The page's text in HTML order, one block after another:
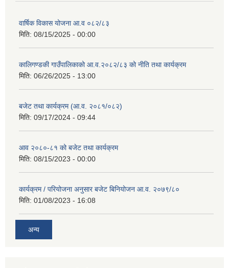
वार्षिक विकास योजना आ.व ०८२/८३
मिति: 08/15/2025 - 00:00
कालिगण्डकी गाउँपालिकाको आ.व.२०८२/८३ को नीति तथा कार्यक्रम
मिति: 06/26/2025 - 13:00
बजेट तथा कार्यक्रम (आ.व. २०८१/०८२)
मिति: 09/17/2024 - 09:44
आव २०८०-८१ को बजेट तथा कार्यक्रम
मिति: 08/15/2023 - 00:00
कार्यक्रम / परियोजना अनुसार बजेट बिनियोजन आ.व. २०७९/८०
मिति: 01/08/2023 - 16:08
अन्य